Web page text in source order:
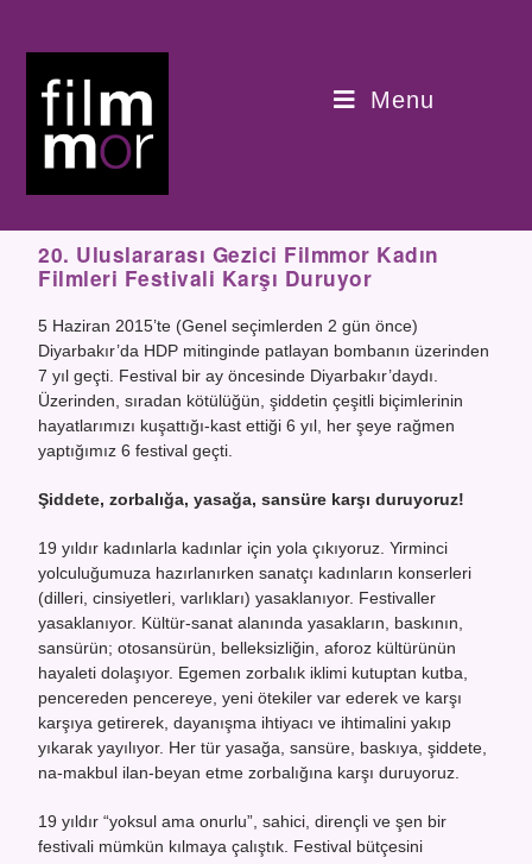
Menu
20. Uluslararası Gezici Filmmor Kadın
Filmleri Festivali Karşı Duruyor
5 Haziran 2015’te (Genel seçimlerden 2 gün önce)
Diyarbakır’da HDP mitinginde patlayan bombanın üzerinden
7 yıl geçti. Festival bir ay öncesinde Diyarbakır’daydı.
Üzerinden, sıradan kötülüğün, şiddetin çeşitli biçimlerinin
hayatlarımızı kuşattığı-kast ettiği 6 yıl, her şeye rağmen
yaptığımız 6 festival geçti.
Şiddete, zorbalığa, yasağa, sansüre karşı duruyoruz!
19 yıldır kadınlarla kadınlar için yola çıkıyoruz. Yirminci
yolculuğumuza hazırlanırken sanatçı kadınların konserleri
(dilleri, cinsiyetleri, varlıkları) yasaklanıyor. Festivaller
yasaklanıyor. Kültür-sanat alanında yasakların, baskının,
sansürün; otosansürün, belleksizliğin, aforoz kültürünün
hayaleti dolaşıyor. Egemen zorbalık iklimi kutuptan kutba,
pencereden pencereye, yeni ötekiler var ederek ve karşı
karşıya getirerek, dayanışma ihtiyacı ve ihtimalini yakıp
yıkarak yayılıyor. Her tür yasağa, sansüre, baskıya, şiddete,
na-makbul ilan-beyan etme zorbalığına karşı duruyoruz.
19 yıldır “yoksul ama onurlu”, sahici, dirençli ve şen bir
festivali mümkün kılmaya çalıştık. Festival bütçesini